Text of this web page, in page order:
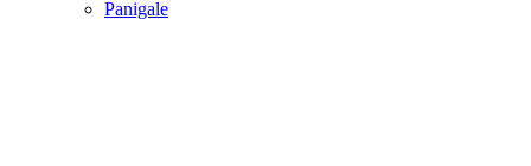
Panigale